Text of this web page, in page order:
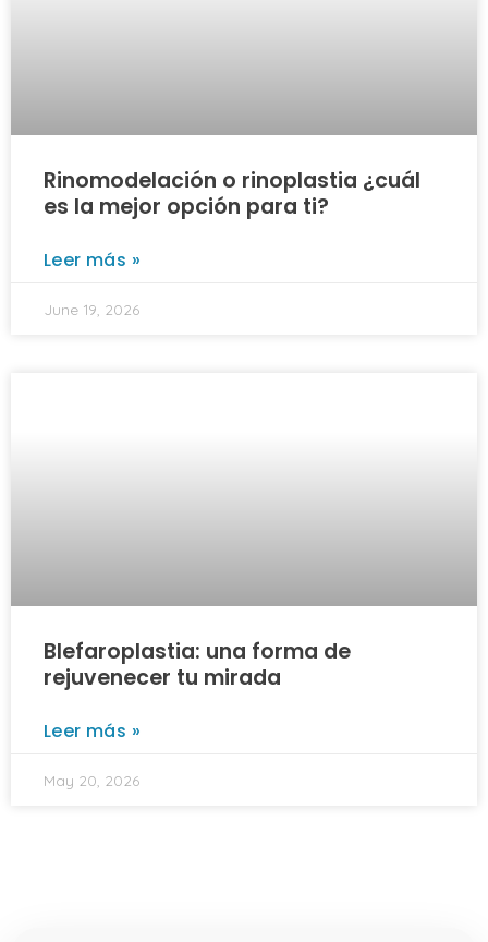
Rinomodelación o rinoplastia ¿cuál
es la mejor opción para ti?
Leer más »
June 19, 2026
Blefaroplastia: una forma de
rejuvenecer tu mirada
Leer más »
May 20, 2026